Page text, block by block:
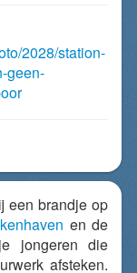
2028/station-
geen-
een brandje op
en de
jongeren die
afsteken.